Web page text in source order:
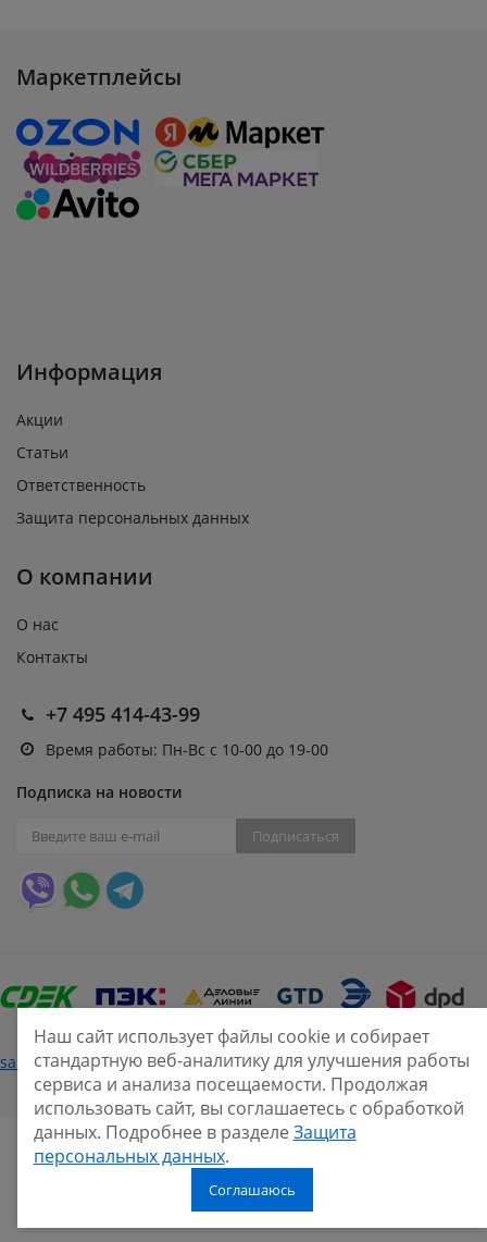
Маркетплейсы
Информация
Акции
Статьи
Ответственность
Защита персональных данных
О компании
О нас
Контакты
+7 495 414-43-99
Время работы: Пн-Вс с 10-00 до 19-00
Подписка на новости
Подписаться
sale@smarine.shop 2026Нашли ошибку?
Наш сайт использует файлы cookie и собирает
стандартную веб-аналитику для улучшения работы
сервиса и анализа посещаемости. Продолжая
использовать сайт, вы соглашаетесь с обработкой
данных. Подробнее в разделе Защита
персональных данных.
Соглашаюсь